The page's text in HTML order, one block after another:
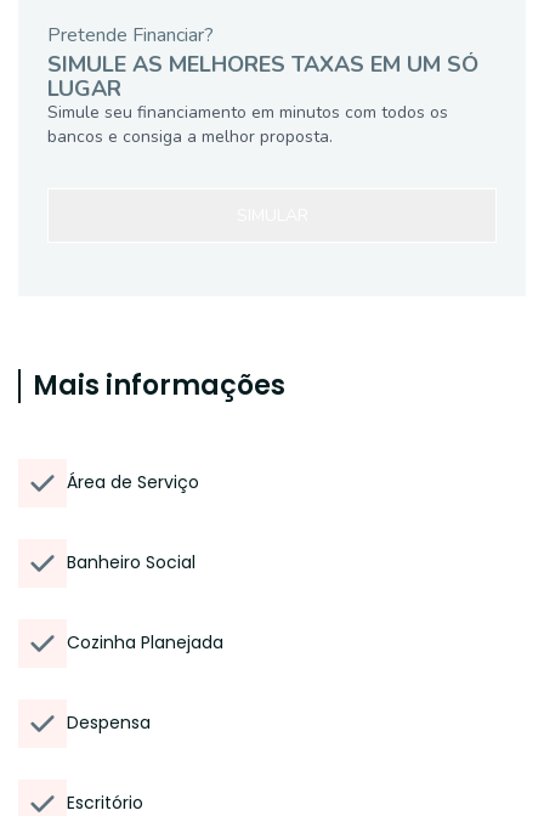
Pretende Financiar?
SIMULE AS MELHORES TAXAS EM UM SÓ
LUGAR
Simule seu financiamento em minutos com todos os
bancos e consiga a melhor proposta.
Mais informações
Área de Serviço
Banheiro Social
Cozinha Planejada
Despensa
Escritório